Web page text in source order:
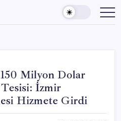
Milyon Dolar
İzmir
Hizmete Girdi